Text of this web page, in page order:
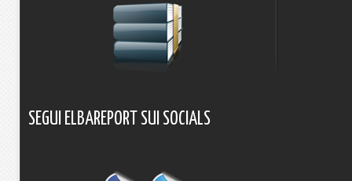
SEGUI ELBAREPORT SUI SOCIALS